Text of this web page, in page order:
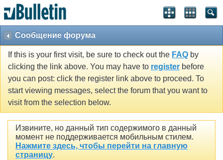
Сообщение форума
If this is your first visit, be sure to check out the FAQ by
clicking the link above. You may have to register before
you can post: click the register link above to proceed. To
start viewing messages, select the forum that you want to
visit from the selection below.
Извините, но данный тип содержимого в данный
момент не поддерживается мобильным стилем.
Нажмите здесь, чтобы перейти на главную
страницу.